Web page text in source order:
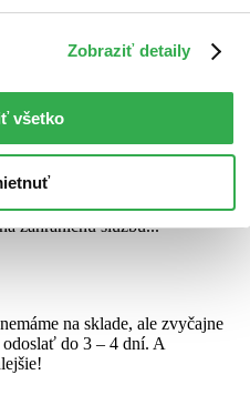
Zobraziť detaily
všetko
ktorými autora spútali nevšedné
informácie a pútavosť
zahraničnú službu...
na sklade, ale zvyčajne
do 3 – 4 dní. A